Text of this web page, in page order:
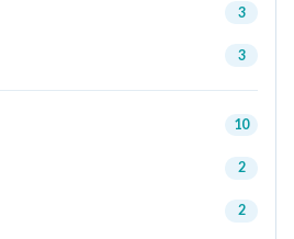
3
3
10
2
2